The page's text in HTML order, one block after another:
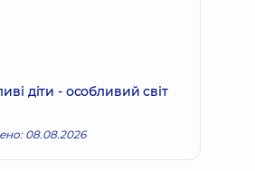
діти - особливий світ
08.08.2026